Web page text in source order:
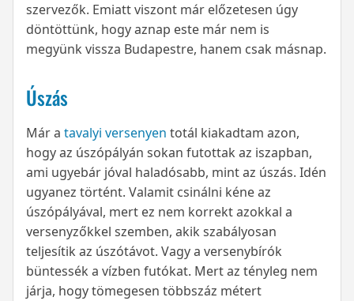
szervezők. Emiatt viszont már előzetesen úgy
döntöttünk, hogy aznap este már nem is
megyünk vissza Budapestre, hanem csak másnap.
Úszás
Már a tavalyi versenyen totál kiakadtam azon,
hogy az úszópályán sokan futottak az iszapban,
ami ugyebár jóval haladósabb, mint az úszás. Idén
ugyanez történt. Valamit csinálni kéne az
úszópályával, mert ez nem korrekt azokkal a
versenyzőkkel szemben, akik szabályosan
teljesítik az úszótávot. Vagy a versenybírók
büntessék a vízben futókat. Mert az tényleg nem
járja, hogy tömegesen többszáz métert